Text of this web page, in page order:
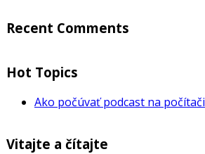
Recent Comments
Hot Topics
Ako počúvať podcast na počítači
Vitajte a čítajte